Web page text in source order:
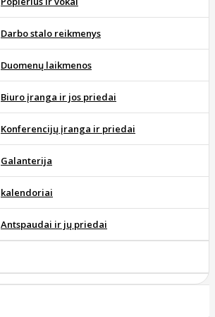
Darbo stalo reikmenys
Duomenų laikmenos
Biuro įranga ir jos priedai
Konferencijų įranga ir priedai
Galanterija
kalendoriai
Antspaudai ir jų priedai